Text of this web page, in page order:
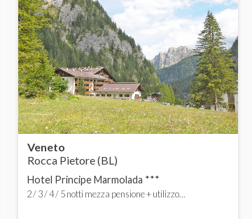
Veneto
Rocca Pietore (BL)
Hotel Principe Marmolada ***
2 / 3 / 4 / 5 notti mezza pensione + utilizzo...